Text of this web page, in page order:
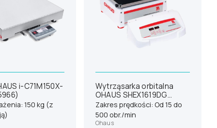
i-C71M150X-
150 kg (z
Wytrząsarka orbitalna
OHAUS SHEX1619DG
(30391816)
Zakres prędkości: Od 15 do
500 obr./min
Ohaus